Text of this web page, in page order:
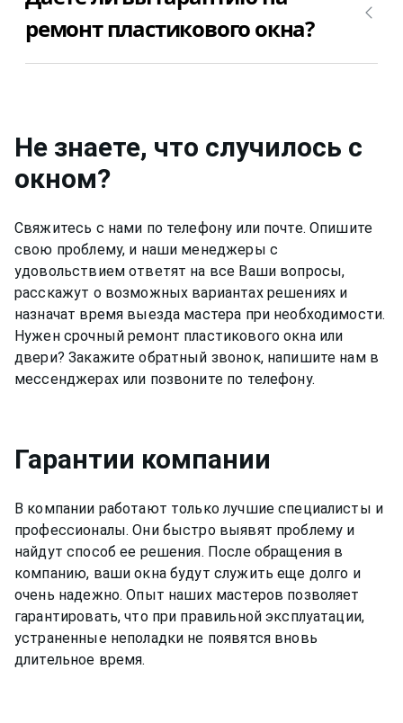
для ремонта пластикового окна FUHR (фухр)
недорого и качественно.
пластикового окна. Позвоните +7(812)9563854 и
уточните, сколько будет стоить ремонт
ремонт пластикового окна?
Не знаете, что случилось с
окном?
Свяжитесь с нами по телефону или почте. Опишите
свою проблему, и наши менеджеры с
удовольствием ответят на все Ваши вопросы,
расскажут о возможных вариантах решениях и
назначат время выезда мастера при необходимости.
Нужен срочный ремонт пластикового окна или
двери? Закажите обратный звонок, напишите нам в
мессенджерах или позвоните по телефону.
Гарантии компании
В компании работают только лучшие специалисты и
профессионалы. Они быстро выявят проблему и
найдут способ ее решения. После обращения в
компанию, ваши окна будут служить еще долго и
очень надежно. Опыт наших мастеров позволяет
гарантировать, что при правильной эксплуатации,
устраненные неполадки не появятся вновь
длительное время.